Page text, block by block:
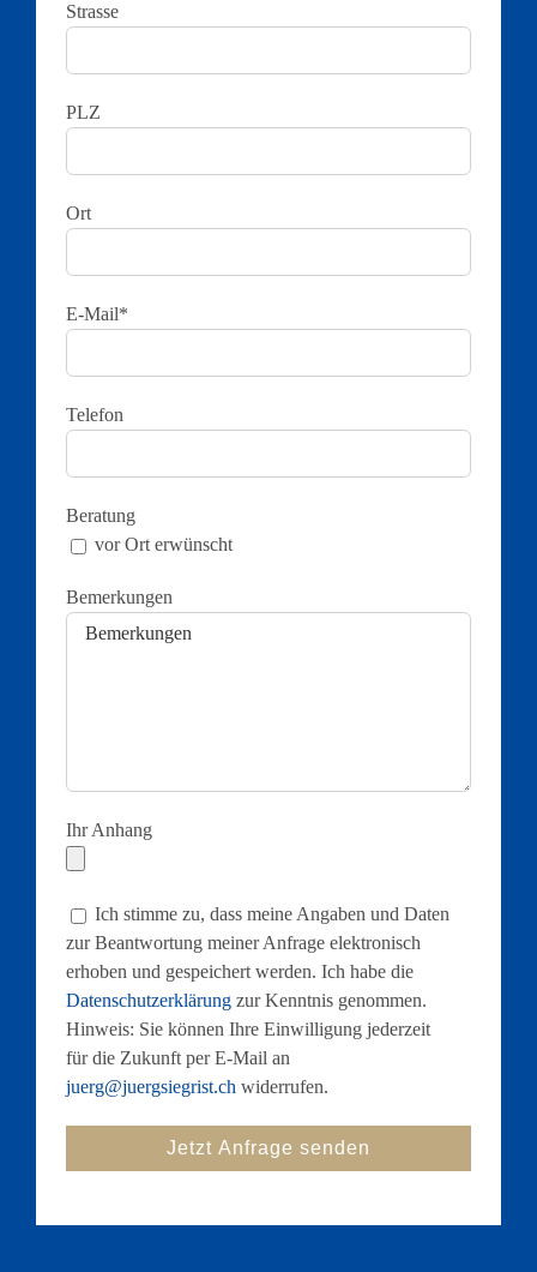
Strasse
PLZ
Ort
E-Mail*
Telefon
Beratung
vor Ort erwünscht
Bemerkungen
Ihr Anhang
Ich stimme zu, dass meine Angaben und Daten
zur Beantwortung meiner Anfrage elektronisch
erhoben und gespeichert werden. Ich habe die
Datenschutzerklärungzur Kenntnis genommen.
Hinweis: Sie können Ihre Einwilligung jederzeit
für die Zukunft per E-Mail an
juerg@juergsiegrist.ch widerrufen.